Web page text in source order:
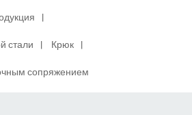
стали Крюк
сопряжением